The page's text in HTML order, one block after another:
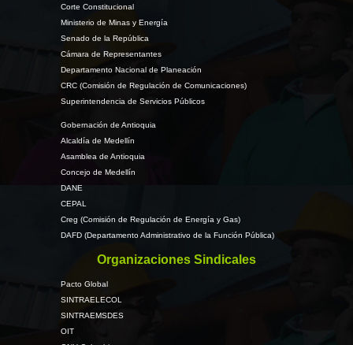
Corte Constitucional
Ministerio de Minas y Energía
Senado de la República
Cámara de Representantes
Departamento Nacional de Planeación
CRC (Comisión de Regulación de Comunicaciones)
Superintendencia de Servicios Públicos
Gobernación de Antioquia
Alcaldía de Medellín
Asamblea de Antioquia
Concejo de Medellín
DANE
CEPAL
Creg (Comisión de Regulación de Energía y Gas)
DAFD (Departamento Administrativo de la Función Pública)
Organizaciones Sindicales
Pacto Global
SINTRAELECOL
SINTRAEMSDES
OIT